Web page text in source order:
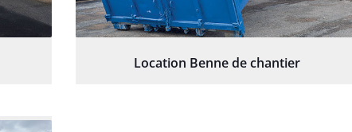
Location Benne de chantier